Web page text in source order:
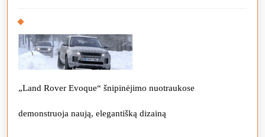
„Land Rover Evoque“ šnipinėjimo nuotraukose
demonstruoja naują, elegantišką dizainą